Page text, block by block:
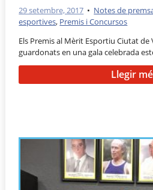
29 setembre, 2017 • Notes de
esportives, Premis i Concursos
Els Premis al Mèrit Esportiu Ciutat de
guardonats en una gala celebrada
Llegir